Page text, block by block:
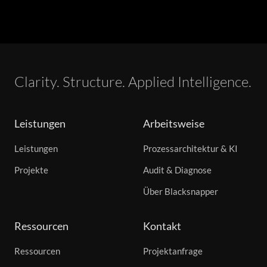
Clarity. Structure. Applied Intelligence.
Leistungen
Leistungen
Projekte
Arbeitsweise
Prozessarchitektur & KI
Audit & Diagnose
Über Blacksnapper
Ressourcen
Ressourcen
Kontakt
Projektanfrage